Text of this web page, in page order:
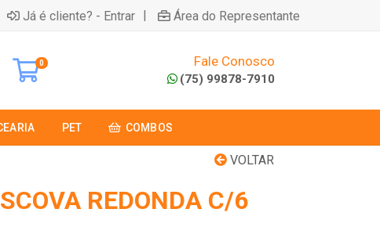
Já é cliente? - Entrar | Área do Representante
0 Fale Conosco
(75) 99878-7910
PET COMBOS
VOLTAR
REDONDA C/6